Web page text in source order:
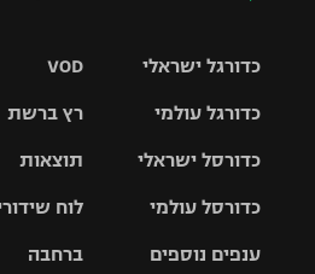
VOD
רץ ברשת
תוצאות
לוח
ברחבה
כדורגל ישראלי
גביע הטוטו
כדורגל עולמי
האלופות
ליגה
כדורסל ישראלי
סל
כדורסל עולמי
ענפים נוספים